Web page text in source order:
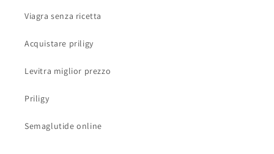
Viagra senza ricetta
Acquistare priligy
Levitra miglior prezzo
Priligy
Semaglutide online